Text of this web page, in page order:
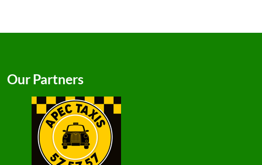
Our Partners